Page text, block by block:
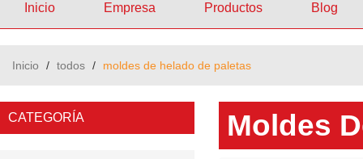
Inicio Empresa Productos Blog
Inicio / todos / moldes de helado de paletas
CATEGORÍA Moldes